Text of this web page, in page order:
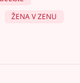
ŽENA V ZENU